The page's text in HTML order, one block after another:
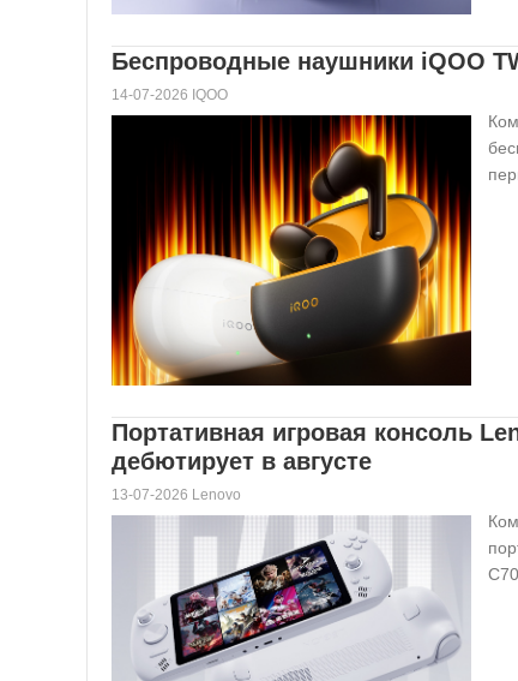
Беспроводные наушники iQOO
14-07-2026 IQOO
Портативная игровая консоль
дебютирует в августе
13-07-2026 Lenovo